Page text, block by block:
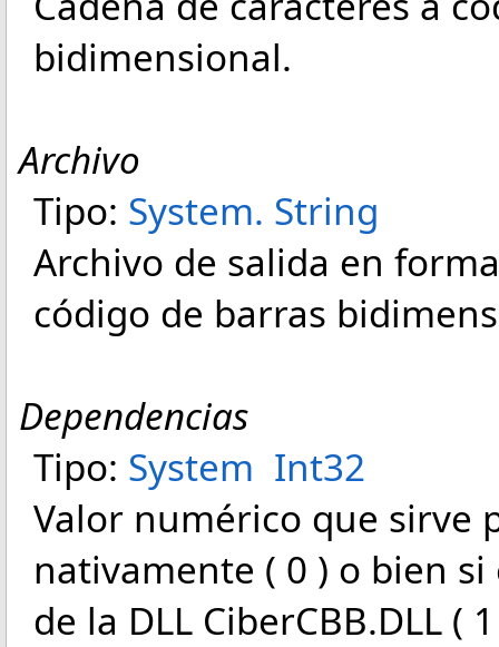
bidimensional.
Archivo
Tipo: System. String
Archivo de salida en
código de barras
Dependencias
Tipo: System Int32
Valor numérico que sirve
nativamente ( 0 ) o bien
de la DLL CiberCBB.DLL (